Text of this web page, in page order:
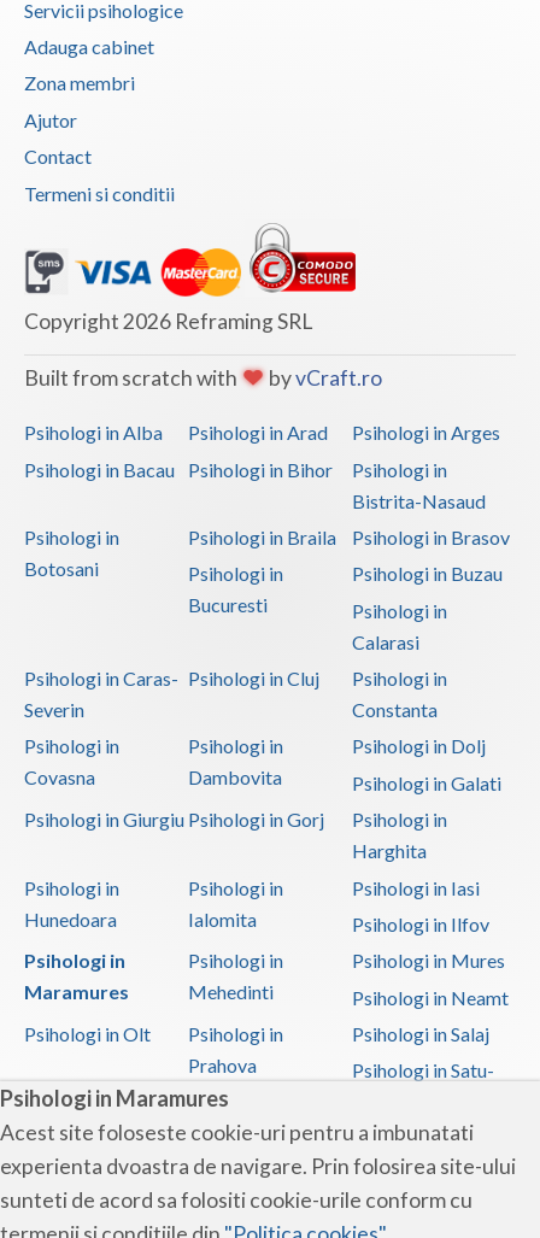
Psihologi in Maramures
Acest site foloseste cookie-uri pentru a imbunatati
experienta dvoastra de navigare. Prin folosirea site-ului
sunteti de acord sa folositi cookie-urile conform cu
Servicii psihologice
Adauga cabinet
Zona membri
Ajutor
Contact
Termeni si conditii
Copyright 2026 Reframing SRL
Built from scratch with byvCraft.ro
Psihologi in Alba Psihologi in Arad
Psihologi in Arges
Psihologi in Bacau
Psihologi in Bihor
Psihologi in
Bistrita-Nasaud
Psihologi in
Botosani
Psihologi in Braila
Psihologi in Brasov
Psihologi in
Bucuresti
Psihologi in Buzau
Psihologi in
Calarasi
Psihologi in Caras-
Severin
Psihologi in Cluj
Psihologi in
Constanta
Psihologi in
Covasna
Psihologi in
Dambovita
Psihologi in Dolj
Psihologi in Galati
Psihologi in Giurgiu Psihologi in Gorj
Psihologi in
Harghita
Psihologi in
Hunedoara
Psihologi in
Ialomita
Psihologi in Iasi
Psihologi in Ilfov
Psihologi in
Maramures
Psihologi in
Mehedinti
Psihologi in Mures
Psihologi in Neamt
Psihologi in Olt
Psihologi in
Prahova
Psihologi in Salaj
Psihologi in Satu-
Psihologi in Sibiu
Psihologi in
Suceava
Psihologi in
Teleorman
Psihologi in Timis
Psihologi in Tulcea Psihologi in Valcea